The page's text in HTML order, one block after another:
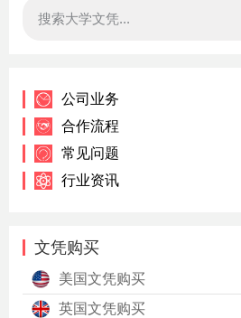
公司业务
合作流程
常见问题
行业资讯
文凭购买
美国文凭购买
英国文凭购买